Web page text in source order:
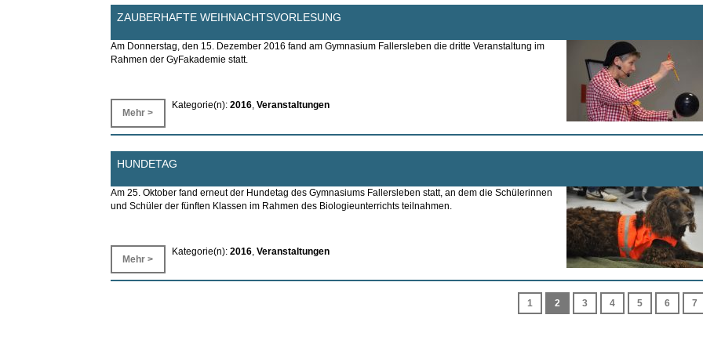
ZAUBERHAFTE WEIHNACHTSVORLESUNG
Am Donnerstag, den 15. Dezember 2016 fand am Gymnasium Fallersleben die dritte Veranstaltung im
Rahmen der GyFakademie statt.
Mehr >
Kategorie(n): 2016, Veranstaltungen
HUNDETAG
Am 25. Oktober fand erneut der Hundetag des Gymnasiums Fallersleben statt, an dem die Schülerinnen
und Schüler der fünften Klassen im Rahmen des Biologieunterrichts teilnahmen.
Mehr >
Kategorie(n): 2016, Veranstaltungen
1 2 3 4 5 6 7